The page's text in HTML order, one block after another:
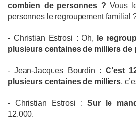
combien de personnes ? Vous
personnes le regroupement familial
- Christian Estrosi : Oh,
le
plusieurs centaines de milliers
- Jean-Jacques Bourdin : C’est
plusieurs centaines de milliers,
- Christian Estrosi : Sur le
12.000.